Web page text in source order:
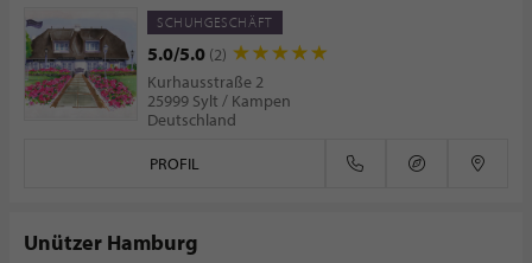
SCHUHGESCHÄFT
5.0/5.0 (2)
Kurhausstraße 2
25999 Sylt / Kampen
Deutschland
PROFIL
Unützer Hamburg